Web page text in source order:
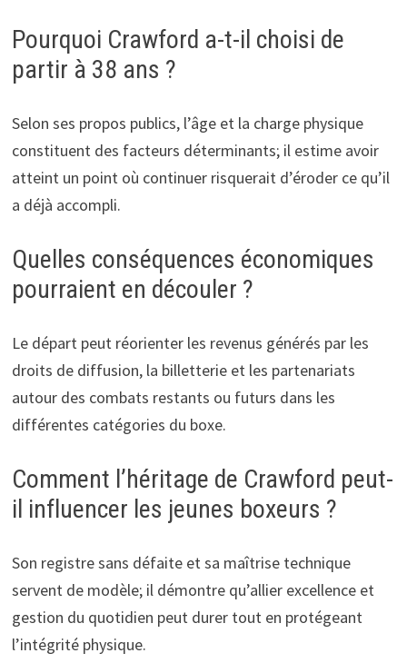
Pourquoi Crawford a-t-il choisi de
partir à 38 ans ?
Selon ses propos publics, l’âge et la charge physique
constituent des facteurs déterminants; il estime avoir
atteint un point où continuer risquerait d’éroder ce qu’il
a déjà accompli.
Quelles conséquences économiques
pourraient en découler ?
Le départ peut réorienter les revenus générés par les
droits de diffusion, la billetterie et les partenariats
autour des combats restants ou futurs dans les
différentes catégories du boxe.
Comment l’héritage de Crawford peut-
il influencer les jeunes boxeurs ?
Son registre sans défaite et sa maîtrise technique
servent de modèle; il démontre qu’allier excellence et
gestion du quotidien peut durer tout en protégeant
l’intégrité physique.